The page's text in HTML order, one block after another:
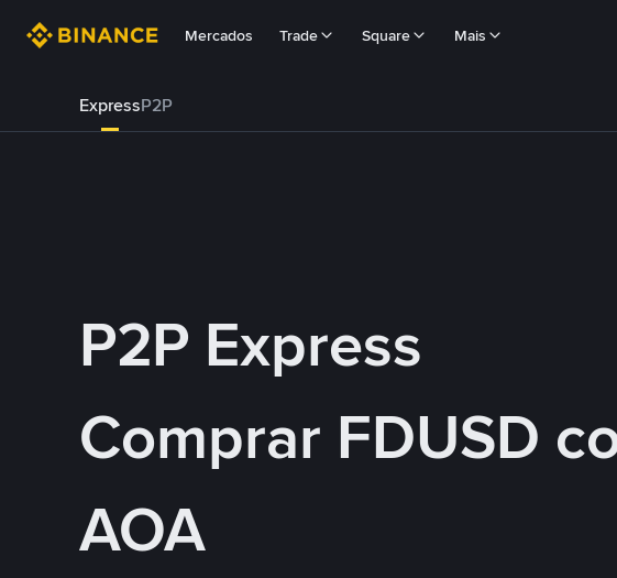
Mercados Trade Square Mais
ExpressP2P
P2P Express
Comprar FDUSD
AOA